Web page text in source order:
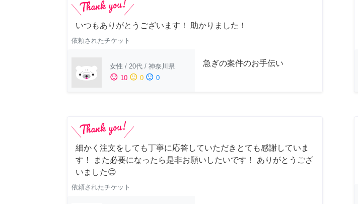
いつもありがとうございます！ 助かりました！
依頼されたチケット
女性 / 20代 / 神奈川県
sentiment_satisfied 10 sentiment_neutral 0 sentiment_dissatisfied 0
急ぎの案件のお手伝い
細かく注文をしても丁寧に応答していただきとても感謝していま
す！ また必要になったら是非お願いしたいです！ ありがとうござ
いました😊
依頼されたチケット